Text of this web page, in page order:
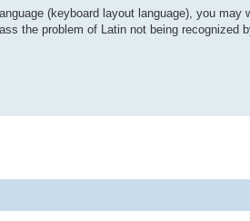
(keyboard layout language), you may
the problem of Latin not being recognized